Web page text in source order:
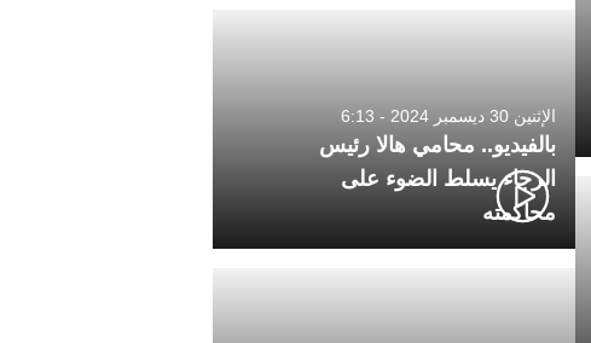
الإثنين 30 ديسمبر 2024 - 6:13
بالفيديو.. محامي هالا رئيس
الرجاء يسلط الضوء على
محاكمته